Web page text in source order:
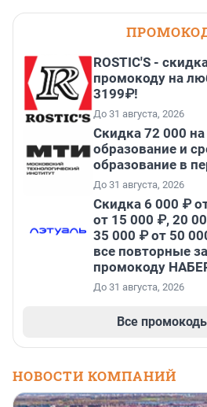
ROSTIC'S -
промокоду на
3199₽!
До 31 августа, 2026
Скидка 72 000
образование и
образование в
До 31 августа, 2026
Скидка 6 000 ₽
от 15 000 ₽, 20
35 000 ₽ от 50
все повторные
промокоду
До 31 августа, 2026
Все
НОВОСТИ КОМПАНИЙ